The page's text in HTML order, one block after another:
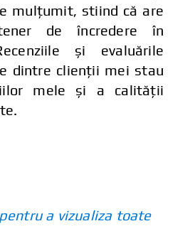
mulțumit, stiind că are
de încredere în
și evaluările
dintre clienții mei stau
mele și a calității
a vizualiza toate